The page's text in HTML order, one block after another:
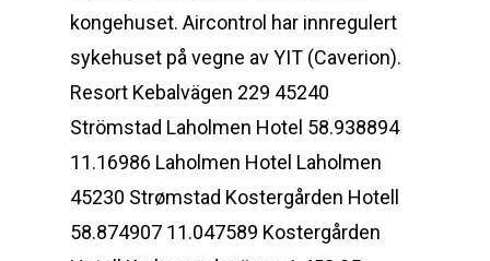
kongehuset. Aircontrol har innregulert
sykehuset på vegne av YIT (Caverion).
Resort Kebalvägen 229 45240
Strömstad Laholmen Hotel 58.938894
11.16986 Laholmen Hotel Laholmen
45230 Strømstad Kostergården Hotell
58.874907 11.047589 Kostergården